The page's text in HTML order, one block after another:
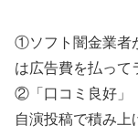
①ソフト闇金業者
は広告費を払っ
②「口コミ良好」
自演投稿で積み